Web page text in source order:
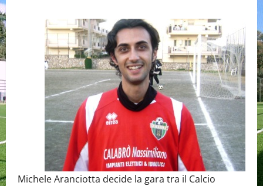
Michele Aranciotta decide la gara tra il Calcio